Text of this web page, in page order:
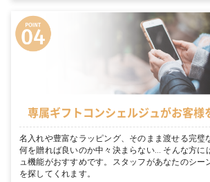
専属ギフトコンシェルジュがお客様
名入れや豊富なラッピング、そのまま渡せる完璧
何を贈れば良いのか中々決まらない… そんな方に
ュ機能がおすすめです。スタッフがあなたのシー
を探してくれます。